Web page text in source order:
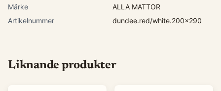
Märke
ALLA MATTOR
Artikelnummer
dundee.red/white.200x290
Liknande produkter